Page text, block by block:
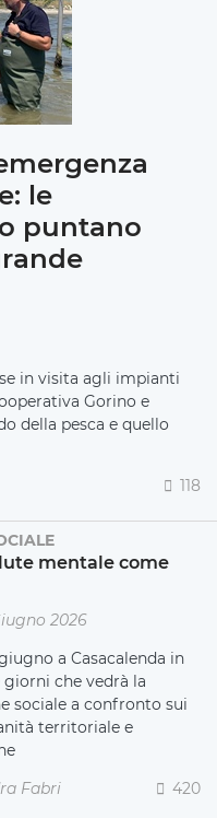
le
puntano
in visita agli impianti
Gorino e
della pesca e quello
118
mentale come
2026
a Casacalenda in
giorni che vedrà la
sociale a confronto sui
territoriale e
Fabri
420